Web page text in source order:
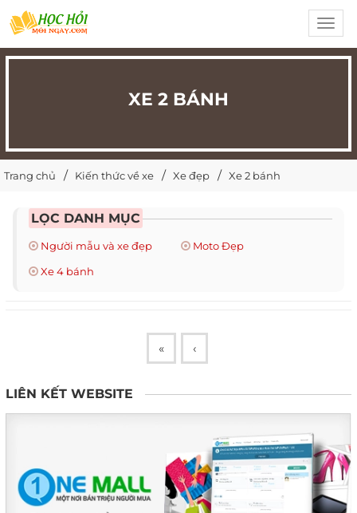
XE 2 BÁNH
Trang chủ Kiến thức về xe Xe đẹp Xe 2 bánh
LỌC DANH MỤC
Người mẫu và xe đẹp
Moto Đẹp
Xe 4 bánh
« ‹
LIÊN KẾT WEBSITE